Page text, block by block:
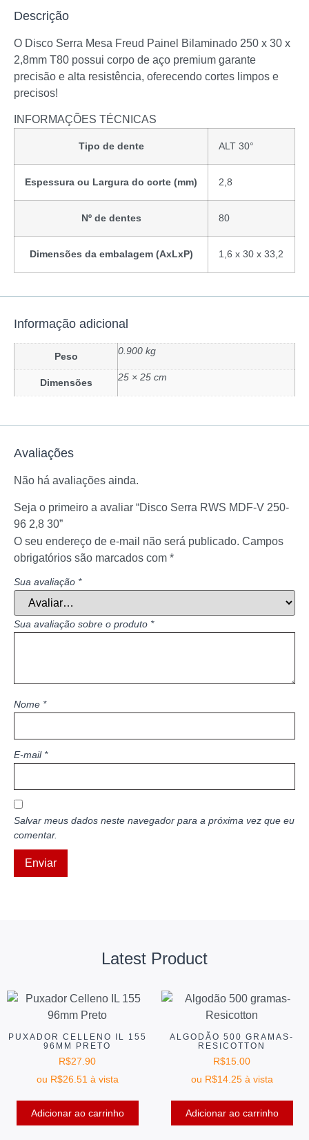
Descrição
O Disco Serra Mesa Freud Painel Bilaminado 250 x 30 x
2,8mm T80 possui corpo de aço premium garante
precisão e alta resistência, oferecendo cortes limpos e
precisos!
INFORMAÇÕES TÉCNICAS
Tipo de dente ALT 30°
Espessura ou Largura do corte (mm) 2,8
Nº de dentes 80
Dimensões da embalagem (AxLxP) 1,6 x 30 x 33,2
Informação adicional
Peso 0.900 kg
Dimensões 25 × 25 cm
Avaliações
Não há avaliações ainda.
Seja o primeiro a avaliar “Disco Serra RWS MDF-V 250-
96 2,8 30”
O seu endereço de e-mail não será publicado. Campos
obrigatórios são marcados com *
Sua avaliação *
Sua avaliação sobre o produto *
Nome *
E-mail *
Salvar meus dados neste navegador para a próxima vez que eu
comentar.
Latest Product
PUXADOR CELLENO IL 155
96MM PRETO
R$27.90
ou R$26.51 à vista
Adicionar ao carrinho
ALGODÃO 500 GRAMAS-
RESICOTTON
R$15.00
ou R$14.25 à vista
Adicionar ao carrinho